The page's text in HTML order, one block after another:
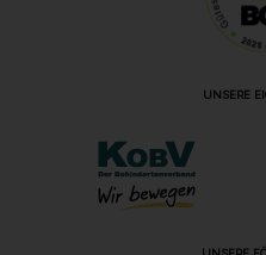
UNSERE